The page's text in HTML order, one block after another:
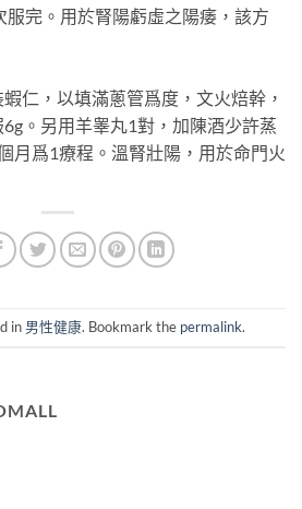
服完。用於腎陽虧虛之陽痿，該方
，以填滿蔥管爲度，文火焙幹，
。另用羊睾丸1對，加陳酒少許蒸
月爲1療程。溫腎壯陽，用於命門火
in 男性健康. Bookmark the permalink.